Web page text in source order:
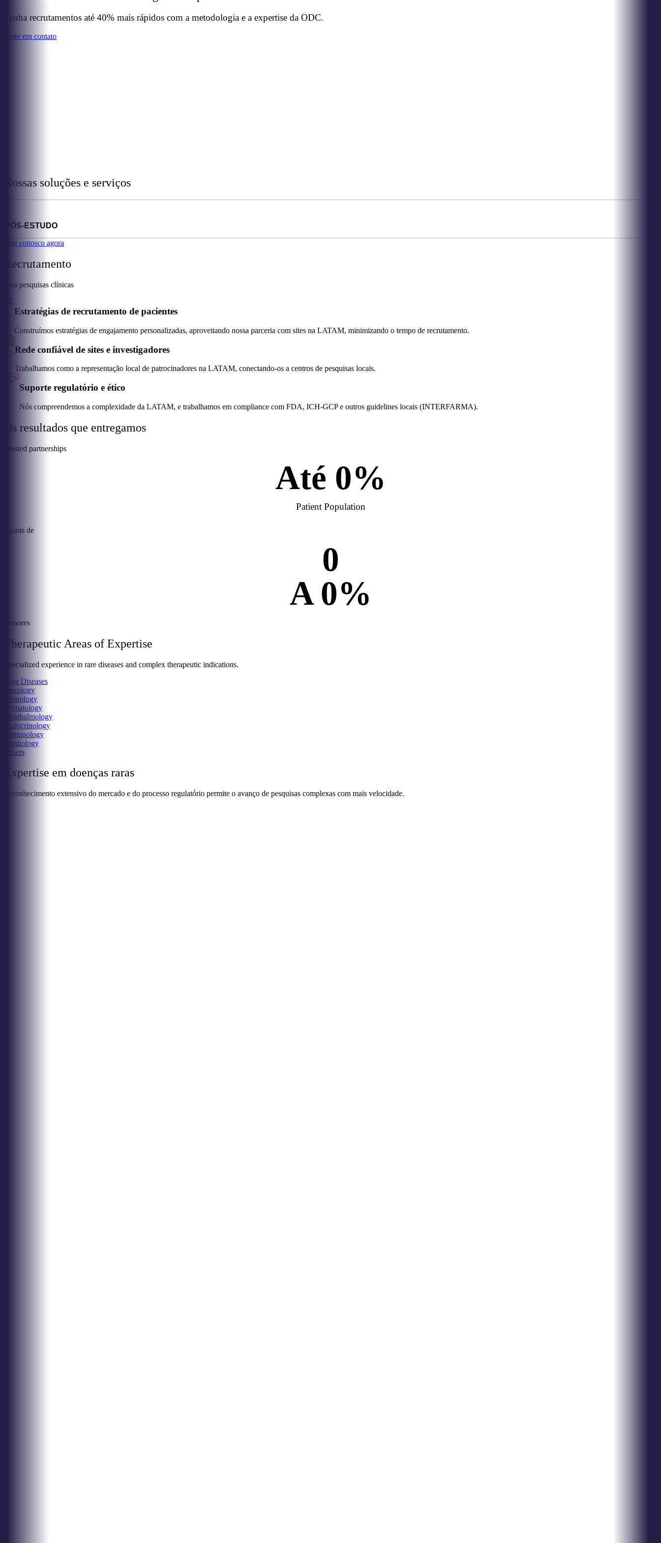
Tenha recrutamentos até 40% mais rápidos com a metodologia e a expertise da ODC.
Entre em contato
Nossas soluções e serviços
PÓS-ESTUDO
Fale conosco agora
Recrutamento
para pesquisas clínicas
Estratégias de recrutamento de pacientes
Construímos estratégias de engajamento personalizadas, aproveitando nossa parceria com sites na LATAM, minimizando o tempo de recrutamento.
Rede confiável de sites e investigadores
Trabalhamos como a representação local de patrocinadores na LATAM, conectando-os a centros de pesquisas locais.
Suporte regulatório e ético
Nós compreendemos a complexidade da LATAM, e trabalhamos em compliance com FDA, ICH-GCP e outros guidelines locais (INTERFARMA).
Os resultados que entregamos
Trusted partnerships
Patient Population
Até 0%
Grants de
0
A 0%
menores
Therapeutic Areas of Expertise
Specialized experience in rare diseases and complex therapeutic indications.
Rare Diseases
Oncology
Neurology
Hematology
Ophthalmology
Endocrinology
Immunology
Cardiology
Others
Expertise em doenças raras
O conhecimento extensivo do mercado e do processo regulatório permite o avanço de pesquisas complexas com mais velocidade.